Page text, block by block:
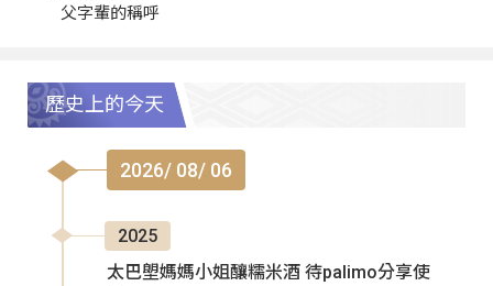
父字輩的稱呼
歷史上的今天
2026/ 08/ 06
2025
太巴塱媽媽小姐釀糯米酒 待palimo分享使